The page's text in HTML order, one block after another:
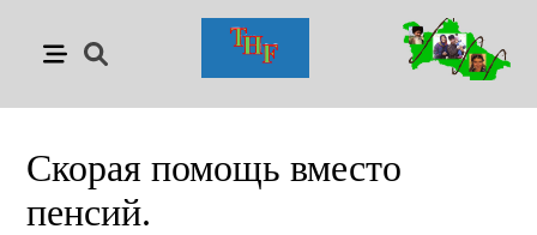
Скорая помощь вместо
пенсий.